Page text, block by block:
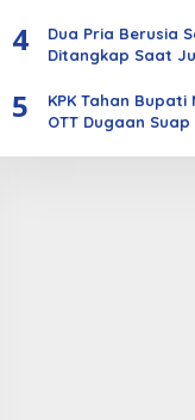
4
Dua Pria Berusia
Ditangkap Saat
5
KPK Tahan
OTT Dugaan